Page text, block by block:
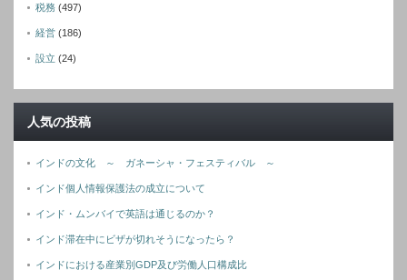
税務 (497)
経営 (186)
設立 (24)
人気の投稿
インドの文化 ～ ガネーシャ・フェスティバル ～
インド個人情報保護法の成立について
インド・ムンバイで英語は通じるのか？
インド滞在中にビザが切れそうになったら？
インドにおける産業別GDP及び労働人口構成比